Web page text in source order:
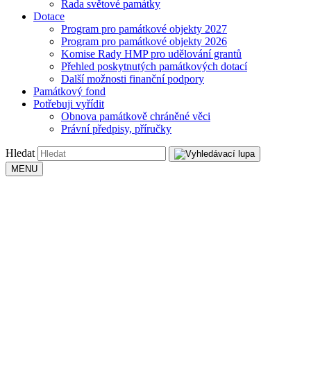
Rada světové památky
Dotace
Program pro památkové objekty 2027
Program pro památkové objekty 2026
Komise Rady HMP pro udělování grantů
Přehled poskytnutých památkových dotací
Další možnosti finanční podpory
Památkový fond
Potřebuji vyřídit
Obnova památkově chráněné věci
Právní předpisy, příručky
Hledat
MENU